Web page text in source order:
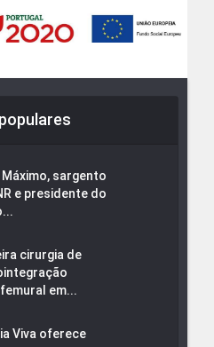
sargento
e presidente do
cirurgia de
em...
Viva oferece